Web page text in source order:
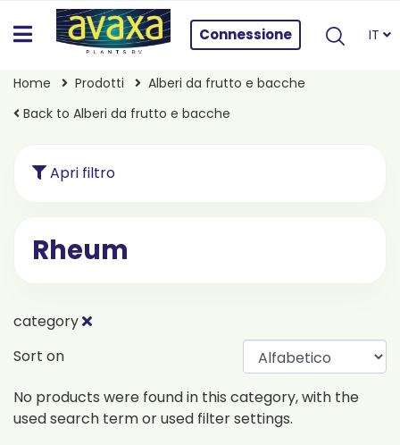
Connessione IT
Home Prodotti
Alberi da frutto e bacche
Back to Alberi da frutto e bacche
Apri filtro
Rheum
category
Sort on
No products were found in this category, with the
used search term or used filter settings.